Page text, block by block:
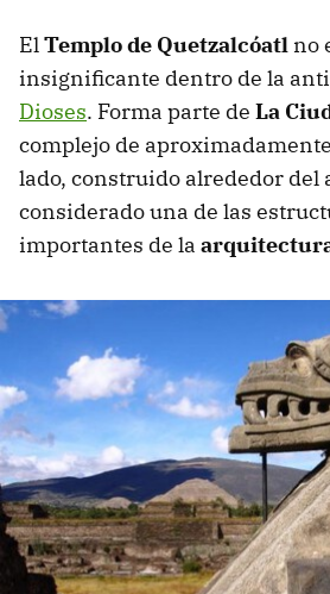
El Templo de Quetzalcóatl no
insignificante dentro de la
Dioses. Forma parte de La
complejo de
lado, construido alrededor del
considerado una de las
importantes de la